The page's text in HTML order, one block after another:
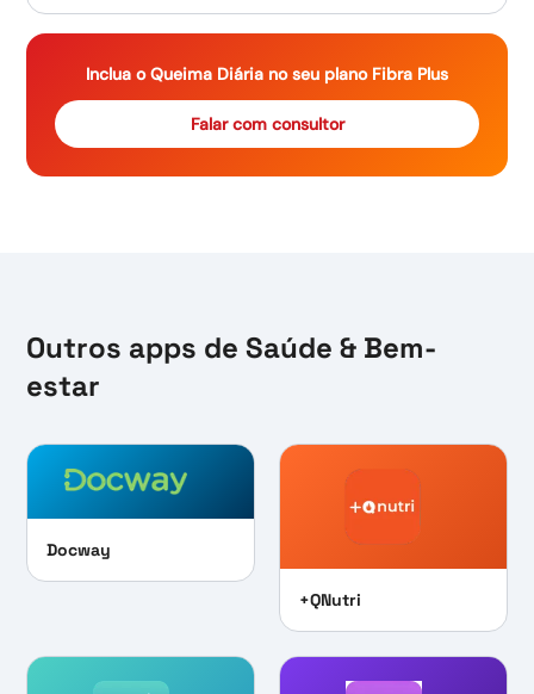
Inclua oQueima Diária no seu plano Fibra Plus
Falar com consultor
Outros apps deSaúde & Bem-
estar
Docway
+QNutri